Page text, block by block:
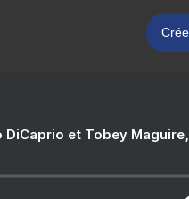
DiCaprio et Tobey